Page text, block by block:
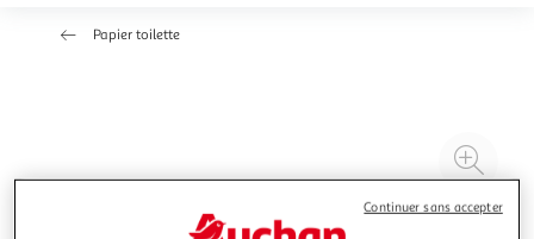
Aller
Papier toilette
à
Continuer sans accepter